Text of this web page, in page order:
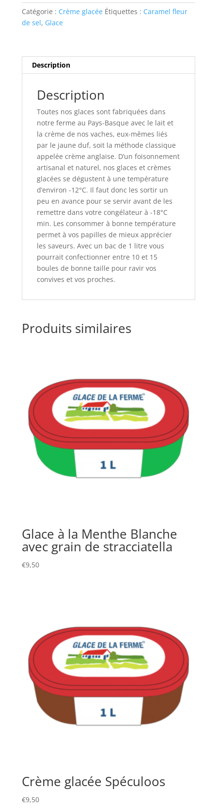
fleur
de
Catégorie : Crème glacée Étiquettes : Caramel fleur
de sel, Glace
Description
Description
Toutes nos glaces sont fabriquées dans
notre ferme au Pays-Basque avec le lait et
la crème de nos vaches, eux-mêmes liés
par le jaune duf, soit la méthode classique
appelée crème anglaise. D’un foisonnement
artisanal et naturel, nos glaces et crèmes
glacées se dégustent à une température
d’environ -12°C. Il faut donc les sortir un
peu en avance pour se servir avant de les
remettre dans votre congélateur à -18°C
min. Les consommer à bonne température
permet à vos papilles de mieux apprécier
les saveurs. Avec un bac de 1 litre vous
pourrait confectionner entre 10 et 15
boules de bonne taille pour ravir vos
convives et vos proches.
Produits similaires
Glace à la Menthe Blanche
avec grain de stracciatella
€9,50
Crème glacée Spéculoos
€9,50